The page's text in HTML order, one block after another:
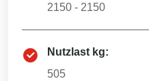
2150 - 2150
Nutzlast kg:
505